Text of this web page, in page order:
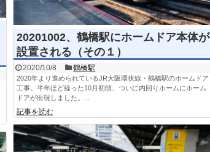
20201002、鶴橋駅にホームドア本体が
設置される（その１）
2020/10/8 鶴橋駅
2020年より進められているJR大阪環状線・鶴橋駅のホームドア
工事。半年ほど経った10月初頭、ついに内回りホームにホーム
ドアが出現しました。...
記事を読む